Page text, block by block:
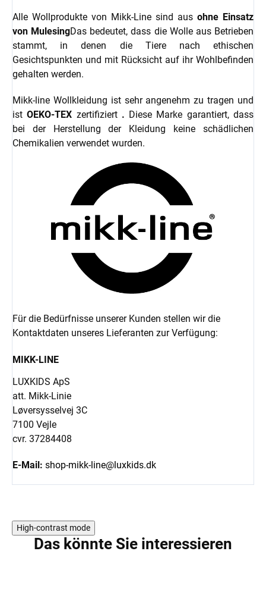
Alle Wollprodukte von Mikk-Line sind aus ohne Einsatz
von MulesingDas bedeutet, dass die Wolle aus Betrieben
stammt, in denen die Tiere nach ethischen
Gesichtspunkten und mit Rücksicht auf ihr Wohlbefinden
gehalten werden.
Mikk-line Wollkleidung ist sehr angenehm zu tragen und
istOEKO-TEX zertifiziert . Diese Marke garantiert, dass
bei der Herstellung der Kleidung keine schädlichen
Chemikalien verwendet wurden.
Für die Bedürfnisse unserer Kunden stellen wir die
Kontaktdaten unseres Lieferanten zur Verfügung:
MIKK-LINE
LUXKIDS ApS
att. Mikk-Linie
Løversysselvej 3C
7100 Vejle
cvr. 37284408
E-Mail: shop-mikk-line@luxkids.dk
High-contrast mode
Das könnte Sie interessieren